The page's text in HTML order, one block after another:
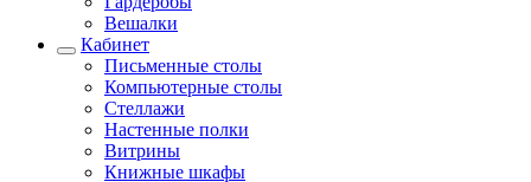
Вешалки
Кабинет
Письменные столы
Компьютерные столы
Стеллажи
Настенные полки
Витрины
Книжные шкафы